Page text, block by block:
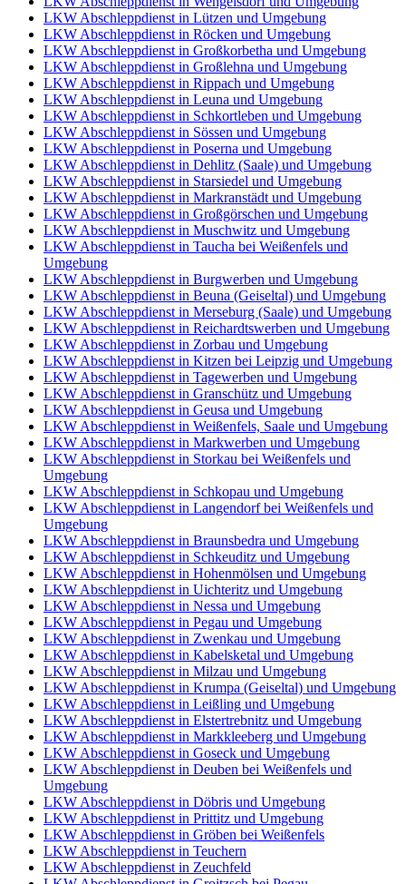
LKW Abschleppdienst in Lützen und Umgebung
LKW Abschleppdienst in Röcken und Umgebung
LKW Abschleppdienst in Großkorbetha und Umgebung
LKW Abschleppdienst in Großlehna und Umgebung
LKW Abschleppdienst in Rippach und Umgebung
LKW Abschleppdienst in Leuna und Umgebung
LKW Abschleppdienst in Schkortleben und Umgebung
LKW Abschleppdienst in Sössen und Umgebung
LKW Abschleppdienst in Poserna und Umgebung
LKW Abschleppdienst in Dehlitz (Saale) und Umgebung
LKW Abschleppdienst in Starsiedel und Umgebung
LKW Abschleppdienst in Markranstädt und Umgebung
LKW Abschleppdienst in Großgörschen und Umgebung
LKW Abschleppdienst in Muschwitz und Umgebung
LKW Abschleppdienst in Taucha bei Weißenfels und
Umgebung
LKW Abschleppdienst in Burgwerben und Umgebung
LKW Abschleppdienst in Beuna (Geiseltal) und Umgebung
LKW Abschleppdienst in Merseburg (Saale) und Umgebung
LKW Abschleppdienst in Reichardtswerben und Umgebung
LKW Abschleppdienst in Zorbau und Umgebung
LKW Abschleppdienst in Kitzen bei Leipzig und Umgebung
LKW Abschleppdienst in Tagewerben und Umgebung
LKW Abschleppdienst in Granschütz und Umgebung
LKW Abschleppdienst in Geusa und Umgebung
LKW Abschleppdienst in Weißenfels, Saale und Umgebung
LKW Abschleppdienst in Markwerben und Umgebung
LKW Abschleppdienst in Storkau bei Weißenfels und
Umgebung
LKW Abschleppdienst in Schkopau und Umgebung
LKW Abschleppdienst in Langendorf bei Weißenfels und
Umgebung
LKW Abschleppdienst in Braunsbedra und Umgebung
LKW Abschleppdienst in Schkeuditz und Umgebung
LKW Abschleppdienst in Hohenmölsen und Umgebung
LKW Abschleppdienst in Uichteritz und Umgebung
LKW Abschleppdienst in Nessa und Umgebung
LKW Abschleppdienst in Pegau und Umgebung
LKW Abschleppdienst in Zwenkau und Umgebung
LKW Abschleppdienst in Kabelsketal und Umgebung
LKW Abschleppdienst in Milzau und Umgebung
LKW Abschleppdienst in Krumpa (Geiseltal) und Umgebung
LKW Abschleppdienst in Leißling und Umgebung
LKW Abschleppdienst in Elstertrebnitz und Umgebung
LKW Abschleppdienst in Markkleeberg und Umgebung
LKW Abschleppdienst in Goseck und Umgebung
LKW Abschleppdienst in Deuben bei Weißenfels und
Umgebung
LKW Abschleppdienst in Döbris und Umgebung
LKW Abschleppdienst in Prittitz und Umgebung
LKW Abschleppdienst in Gröben bei Weißenfels
LKW Abschleppdienst in Teuchern
LKW Abschleppdienst in Zeuchfeld